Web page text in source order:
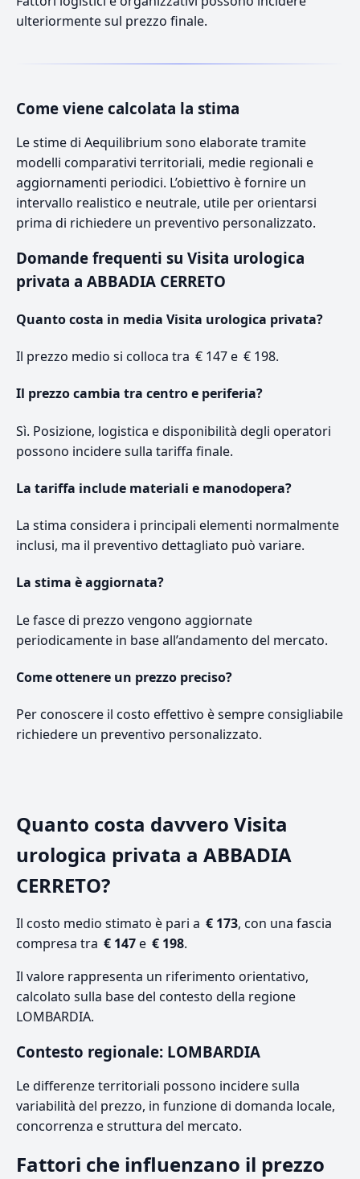
ulteriormente sul prezzo finale.
Come viene calcolata la stima
Le stime di Aequilibrium sono elaborate tramite
modelli comparativi territoriali, medie regionali e
aggiornamenti periodici. L’obiettivo è fornire un
intervallo realistico e neutrale, utile per orientarsi
prima di richiedere un preventivo personalizzato.
Domande frequenti su Visita urologica
privata a ABBADIA CERRETO
Quanto costa in media Visita urologica privata?
Il prezzo medio si colloca tra € 147 e € 198.
Il prezzo cambia tra centro e periferia?
Sì. Posizione, logistica e disponibilità degli operatori
possono incidere sulla tariffa finale.
La tariffa include materiali e manodopera?
La stima considera i principali elementi normalmente
inclusi, ma il preventivo dettagliato può variare.
La stima è aggiornata?
Le fasce di prezzo vengono aggiornate
periodicamente in base all’andamento del mercato.
Come ottenere un prezzo preciso?
Per conoscere il costo effettivo è sempre consigliabile
richiedere un preventivo personalizzato.
Quanto costa davvero Visita
urologica privata a ABBADIA
CERRETO?
Il costo medio stimato è pari a € 173, con una fascia
compresa tra € 147e € 198.
Il valore rappresenta un riferimento orientativo,
calcolato sulla base del contesto della regione
LOMBARDIA.
Contesto regionale: LOMBARDIA
Le differenze territoriali possono incidere sulla
variabilità del prezzo, in funzione di domanda locale,
concorrenza e struttura del mercato.
Fattori che influenzano il prezzo